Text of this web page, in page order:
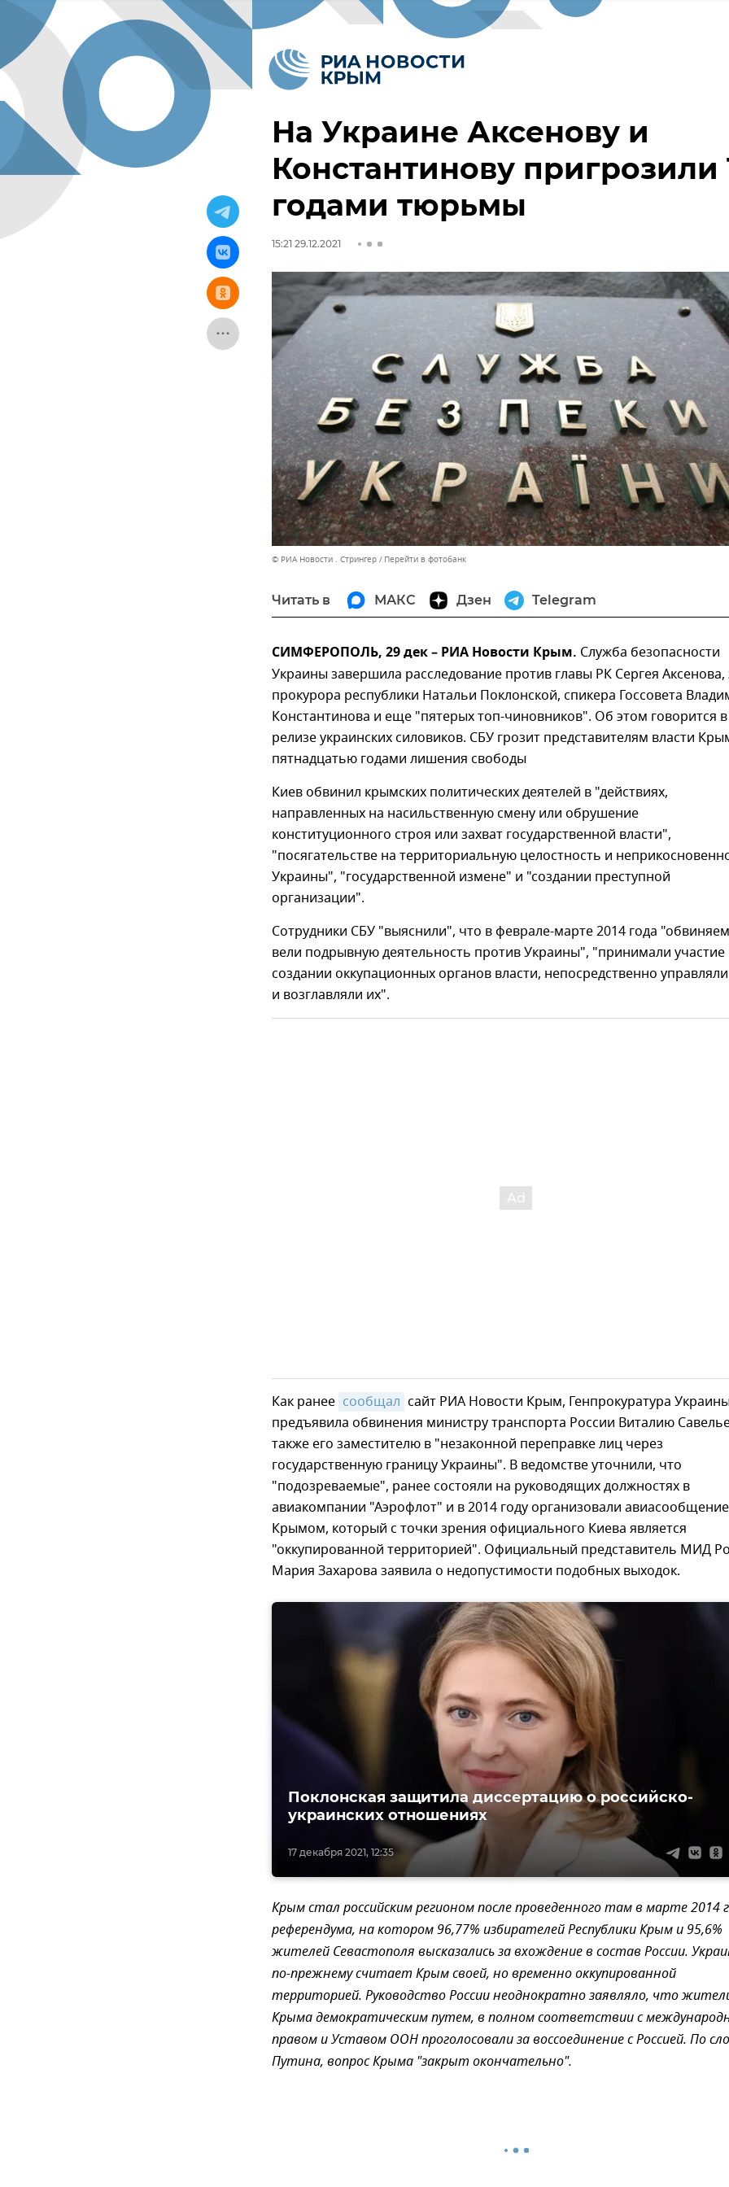
На Украине Аксенову и
Константинову пригрозили
годами тюрьмы
15:21 29.12.2021
© РИА Новости . Стрингер Перейти в фотобанк
Читать в МАКС Дзен Telegram
СИМФЕРОПОЛЬ, 29 дек – РИА Новости Крым. Служба безопасности
Украины завершила расследование против главы РК Сергея Аксенова,
прокурора республики Натальи Поклонской, спикера Госсовета
Константинова и еще "пятерых топ-чиновников". Об этом говорится в
релизе украинских силовиков. СБУ грозит представителям власти
пятнадцатью годами лишения свободы
Киев обвинил крымских политических деятелей в "действиях,
направленных на насильственную смену или обрушение
конституционного строя или захват государственной власти",
"посягательстве на территориальную целостность и
Украины", "государственной измене" и "создании преступной
организации".
Сотрудники СБУ "выяснили", что в феврале-марте 2014 года
вели подрывную деятельность против Украины", "принимали участие
создании оккупационных органов власти, непосредственно
и возглавляли их".
Как ранее сообщал сайт РИА Новости Крым, Генпрокуратура
предъявила обвинения министру транспорта России Виталию
также его заместителю в "незаконной переправке лиц через
государственную границу Украины". В ведомстве уточнили, что
"подозреваемые", ранее состояли на руководящих должностях в
авиакомпании "Аэрофлот" и в 2014 году организовали
Крымом, который с точки зрения официального Киева является
"оккупированной территорией". Официальный представитель МИД
Мария Захарова заявила о недопустимости подобных выходок.
17 декабря 2021, 12:35
Поклонская защитила диссертацию о российско-
украинских отношениях
Крым стал российским регионом после проведенного там в марте 2014
референдума, на котором 96,77% избирателей Республики Крым и 95,6%
жителей Севастополя высказались за вхождение в состав России.
по-прежнему считает Крым своей, но временно оккупированной
территорией. Руководство России неоднократно заявляло, что
Крыма демократическим путем, в полном соответствии с
правом и Уставом ООН проголосовали за воссоединение с Россией. По
Путина, вопрос Крыма "закрыт окончательно".